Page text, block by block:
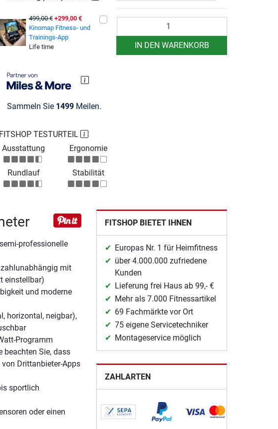
499,00 € +299,00 €
Kinomap Fitness- und
Trainings-App
Life time
Sammeln Sie 1499Meilen.
IN DEN WARENKORB
FITSHOP TESTURTEIL
Ausstattung
Ergonomie
Rundlauf Stabilität
professionelle
mit
einstellbar)
und moderne
horizontal, neigbar),
Programm
beachten Sie, dass
Drittanbieter-Apps
sportlich
oder einen
FITSHOP BIETET IHNEN
Europas Nr. 1 für Heimfitness
über 4.000.000 zufriedene
Kunden
Lieferung frei Haus ab 99,- €
Mehr als 7.000 Fitnessartikel
69 Fachmärkte vor Ort
75 eigene Servicetechniker
Montageservice möglich
ZAHLARTEN